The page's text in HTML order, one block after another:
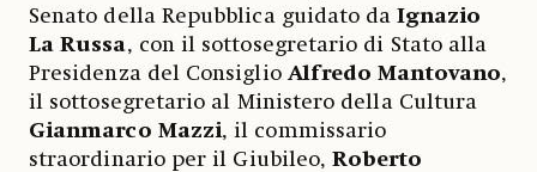
Senato della Repubblica guidato da Ignazio
La Russa, con il sottosegretario di Stato alla
Presidenza del Consiglio Alfredo Mantovano,
il sottosegretario al Ministero della Cultura
Gianmarco Mazzi, il commissario
straordinario per il Giubileo,Roberto